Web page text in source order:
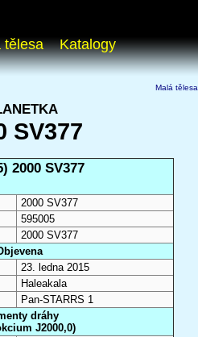
tělesa Katalogy
Malá tělesa
SV377
2000 SV377
2000 SV377
595005
2000 SV377
23. ledna 2015
Haleakala
Pan-STARRS 1
dráhy
J2000,0)